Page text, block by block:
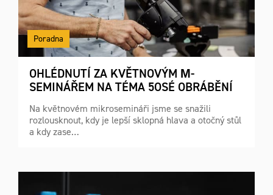
Poradna
OHLÉDNUTÍ ZA KVĚTNOVÝM Μ-
SEMINÁŘEM NA TÉMA 5OSÉ OBRÁBĚNÍ
Na květnovém mikrosemináři jsme se snažili
rozlousknout, kdy je lepší sklopná hlava a otočný stůl
a kdy zase…